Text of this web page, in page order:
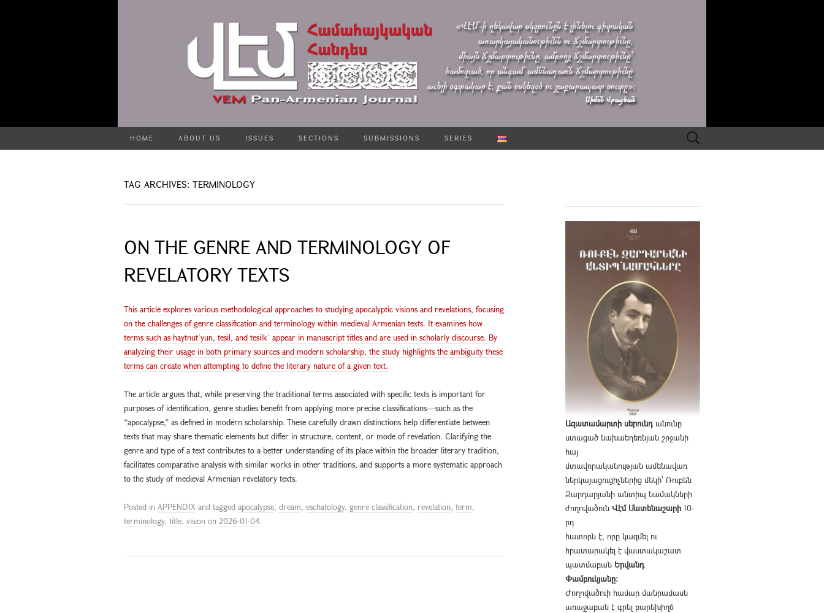
HOME ABOUT US ISSUES SECTIONS SUBMISSIONS SERIES
Search
for:
TAG ARCHIVES: TERMINOLOGY
ON THE GENRE AND TERMINOLOGY OF
REVELATORY TEXTS
This article explores various methodological approaches to studying apocalyptic visions and revelations, focusing
on the challenges of genre classification and terminology within medieval Armenian texts. It examines how
terms such as haytnutʿyun, tesil, and tesilkʿ appear in manuscript titles and are used in scholarly discourse. By
analyzing their usage in both primary sources and modern scholarship, the study highlights the ambiguity these
terms can create when attempting to define the literary nature of a given text.
The article argues that, while preserving the traditional terms associated with specific texts is important for
purposes of identification, genre studies benefit from applying more precise classifications—such as the
“apocalypse,” as defined in modern scholarship. These carefully drawn distinctions help differentiate between
texts that may share thematic elements but differ in structure, content, or mode of revelation. Clarifying the
genre and type of a text contributes to a better understanding of its place within the broader literary tradition,
facilitates comparative analysis with similar works in other traditions, and supports a more systematic approach
to the study of medieval Armenian revelatory texts.
Posted in APPENDIX and tagged apocalypse, dream, eschatology, genre classification, revelation, term,
terminology, title, vision on 2026-01-04.
Ազատամարտի սերունդանունը
ստացած նախաեղեռնյան շրջանի
հայ
մտավորականության ամենավառ
ներկայացուցիչներից մեկի՝ Ռուբեն
Զարդարյանի անտիպ նամակների
ժողովածուն Վէմ Մատենաշարի 10-
րդ
հատորն է, որը կազմել ու
հրատարակել է վաստակաշատ
պատմաբան Երվանդ
Փամբուկյանը։
Ժողովածուի համար մանրամասն
առաջաբան է գրել բարեխիղճ